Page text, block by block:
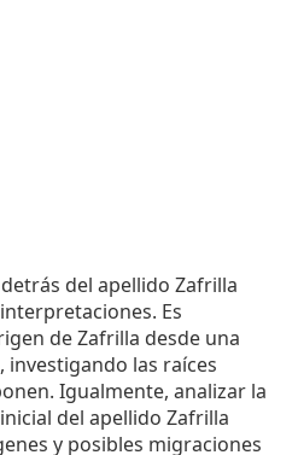
del apellido Zafrilla
Es
de Zafrilla desde una
las raíces
Igualmente, analizar la
del apellido Zafrilla
y posibles migraciones